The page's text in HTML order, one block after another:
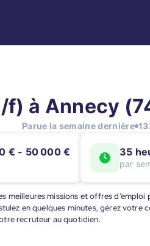
à Annecy
Parue la semaine dernière
€ - 50 000 € 35
par
meilleures missions et offres d’emploi
en quelques minutes, gérez votre
recruteur au quotidien.